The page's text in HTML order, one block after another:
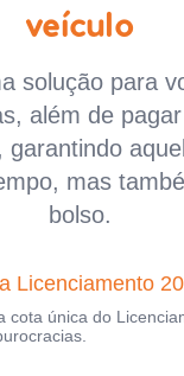
veículo
solução para
além de
garantindo
mas
bolso.
Licenciamento
cota única do